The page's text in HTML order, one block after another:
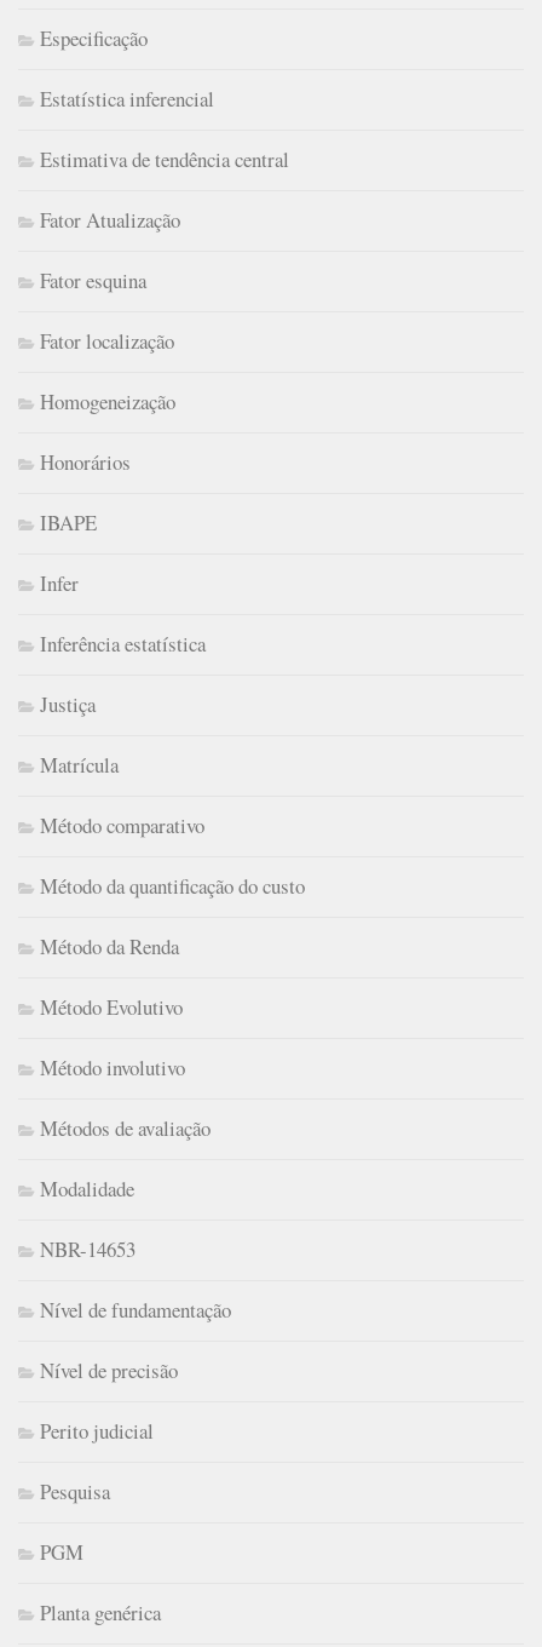
Especificação
Estatística inferencial
Estimativa de tendência central
Fator Atualização
Fator esquina
Fator localização
Homogeneização
Honorários
IBAPE
Infer
Inferência estatística
Justiça
Matrícula
Método comparativo
Método da quantificação do custo
Método da Renda
Método Evolutivo
Método involutivo
Métodos de avaliação
Modalidade
NBR-14653
Nível de fundamentação
Nível de precisão
Perito judicial
Pesquisa
PGM
Planta genérica